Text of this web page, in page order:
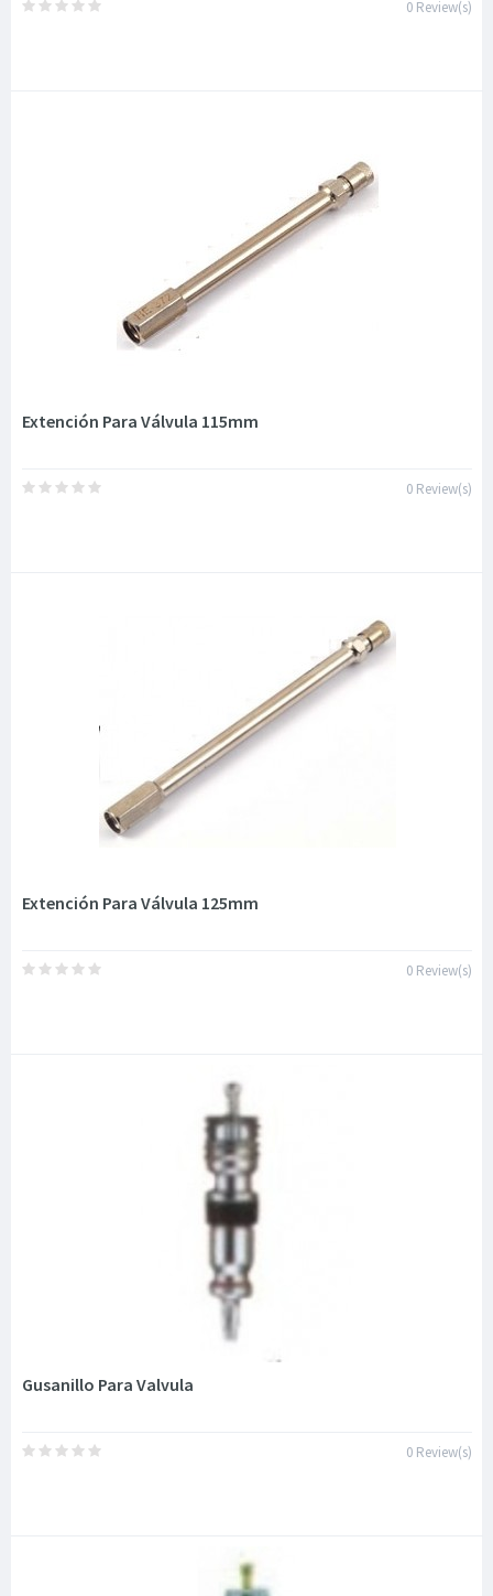
0 Review(s)
Extención Para Válvula 115mm
0 Review(s)
Extención Para Válvula 125mm
0 Review(s)
Gusanillo Para Valvula
0 Review(s)